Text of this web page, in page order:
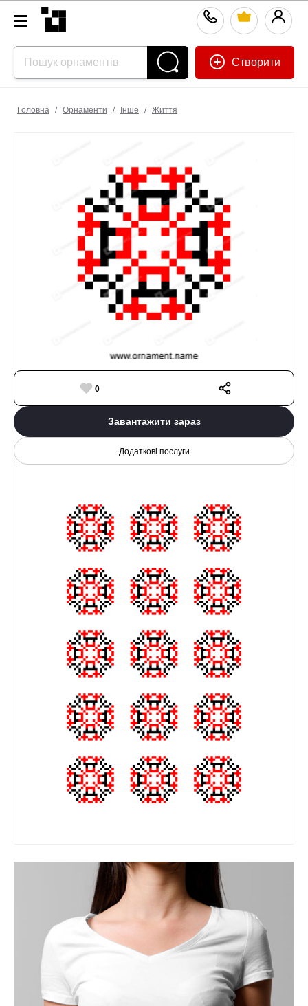
Створити
Головна / Орнаменти / Інше / Життя
0
Завантажити зараз
Додаткові послуги